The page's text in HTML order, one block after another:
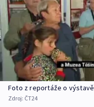
Foto z reportáže o výstavě
Zdroj: ČT24